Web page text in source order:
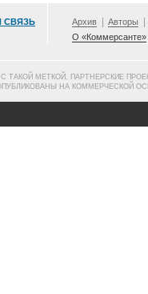
СВЯЗЬ Архив Авторы
О «Коммерсанте»
ТАКОЙ МЕТКОЙ, ПАРТНЕРСКИЕ
НА КОММЕРЧЕСКОЙ